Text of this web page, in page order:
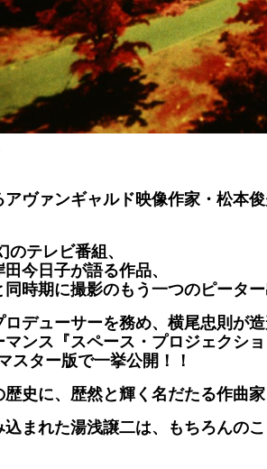
アヴァンギャルド映像作家・松本
のテレビ番組、
今日子が語る作品、
同時期に撮影のもう一つのピータ
デューサーを務め、横尾忠則が
ンス『スペース・プロジェクシ
スター版で一挙公開！！
歴史に、歴然と輝く名だたる作曲
込まれた湯浅譲二は、もちろんの